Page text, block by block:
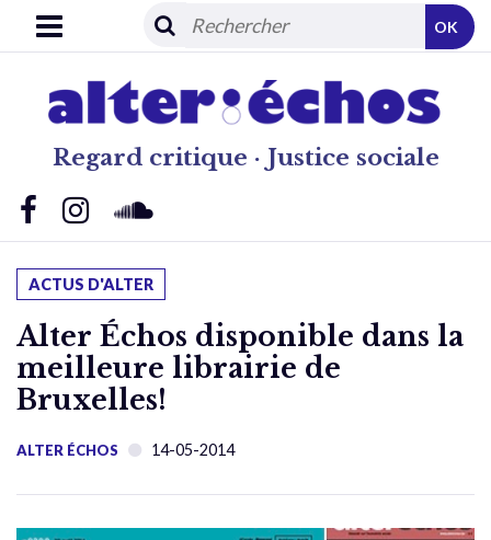
Regard critique · Justice sociale
OK
ACTUS D'ALTER
Alter Échos disponible dans la
meilleure librairie de
Bruxelles!
ALTER ÉCHOS 14-05-2014